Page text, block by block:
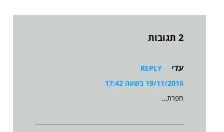
2 תגובות
עדי
REPLY
19/11/2016 בשעה 17:42
חפרת…